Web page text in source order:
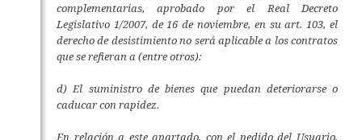
complementarias, aprobado por el Real Decreto
Legislativo 1/2007, de 16 de noviembre, en su art. 103, el
derecho de desistimiento no será aplicable a los contratos
que se refieran a (entre otros):
d) El suministro de bienes que puedan deteriorarse o
caducar con rapidez.
En relación a este apartado, con el pedido del Usuario,